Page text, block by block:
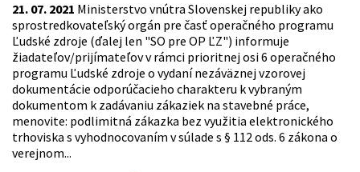
21. 07. 2021 Ministerstvo vnútra Slovenskej republiky ako
sprostredkovateľský orgán pre časť operačného programu
Ľudské zdroje (ďalej len "SO pre OP ĽZ") informuje
žiadateľov/prijímateľov v rámci prioritnej osi 6 operačného
programu Ľudské zdroje o vydaní nezáväznej vzorovej
dokumentácie odporúčacieho charakteru k vybraným
dokumentom k zadávaniu zákaziek na stavebné práce,
menovite: podlimitná zákazka bez využitia elektronického
trhoviska s vyhodnocovaním v súlade s § 112 ods. 6 zákona o
verejnom...